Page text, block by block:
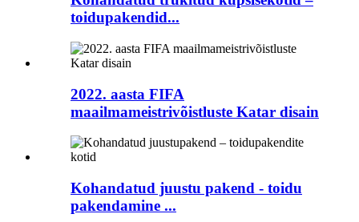
toidupakendid...
2022. aasta FIFA
maailmameistrivõistluste Katar disain
Kohandatud juustu pakend - toidu
pakendamine ...